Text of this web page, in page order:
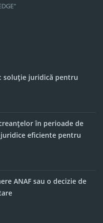
soluție juridică pentru
în perioade de
eficiente pentru
ANAF sau o decizie de